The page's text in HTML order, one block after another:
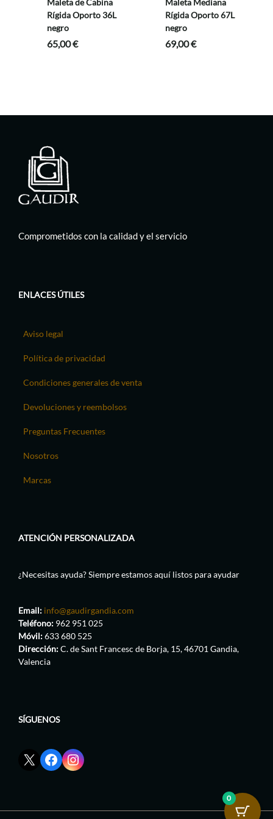
Rígida Oporto 36L
negro
65,00€
Rígida Oporto 67L
negro
69,00€
Comprometidos con la calidad y el servicio
ENLACES ÚTILES
Aviso legal
Política de privacidad
Condiciones generales de venta
Devoluciones y reembolsos
Preguntas Frecuentes
Nosotros
Marcas
ATENCIÓN PERSONALIZADA
¿Necesitas ayuda? Siempre estamos aquí listos para ayudar
Email: info@gaudirgandia.com
Teléfono: 962 951 025
Móvil:633 680 525
Dirección:C. de Sant Francesc de Borja, 15, 46701 Gandia,
Valencia
SÍGUENOS
Enlace
red
Enlace
de
Enlace
0